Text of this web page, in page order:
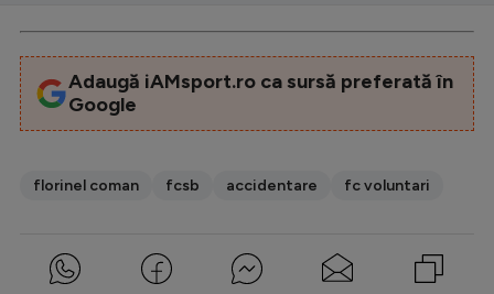
Adaugă iAMsport.ro ca sursă preferată în
Google
florinel coman fcsb accidentare fc voluntari